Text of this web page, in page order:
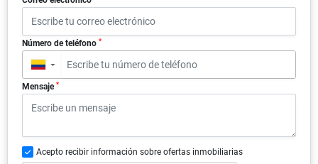
Número de teléfono *
▼
Mensaje *
Acepto recibir información sobre ofertas inmobiliarias